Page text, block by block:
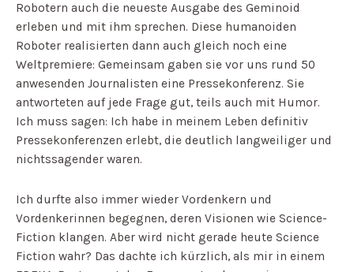
Robotern auch die neueste Ausgabe des Geminoid
erleben und mit ihm sprechen. Diese humanoiden
Roboter realisierten dann auch gleich noch eine
Weltpremiere: Gemeinsam gaben sie vor uns rund 50
anwesenden Journalisten eine Pressekonferenz. Sie
antworteten auf jede Frage gut, teils auch mit Humor.
Ich muss sagen: Ich habe in meinem Leben definitiv
Pressekonferenzen erlebt, die deutlich langweiliger und
nichtssagender waren.
Ich durfte also immer wieder Vordenkern und
Vordenkerinnen begegnen, deren Visionen wie Science-
Fiction klangen. Aber wird nicht gerade heute Science
Fiction wahr? Das dachte ich kürzlich, als mir in einem